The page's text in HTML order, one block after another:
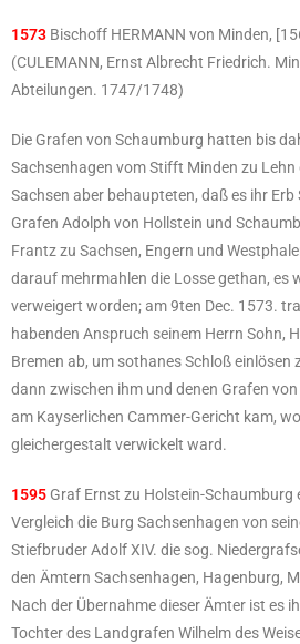
1573 Bischoff HERMANN von Minden,
(CULEMANN, Ernst Albrecht Friedrich.
Abteilungen. 1747/1748)
Die Grafen von Schaumburg hatten bis
Sachsenhagen vom Stifft Minden zu
Sachsen aber behaupteten, daß es ihr
Grafen Adolph von Hollstein und
Frantz zu Sachsen, Engern und
darauf mehrmahlen die Losse gethan, es
verweigert worden; am 9ten Dec. 1573.
habenden Anspruch seinem Herrn Sohn,
Bremen ab, um sothanes Schloß einlösen
dann zwischen ihm und denen Grafen
am Kayserlichen Cammer-Gericht kam,
gleichergestalt verwickelt ward.
1595 Graf Ernst zu Holstein-Schaumburg
Vergleich die Burg Sachsenhagen von
Stiefbruder Adolf XIV. die sog.
den Ämtern Sachsenhagen, Hagenburg,
Nach der Übernahme dieser Ämter ist es
Tochter des Landgrafen Wilhelm des